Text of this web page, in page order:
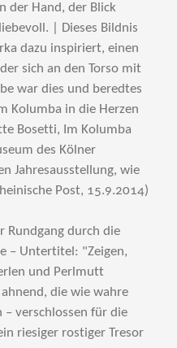
der Hand, der Blick
| Dieses Bildnis
dazu inspiriert, einen
sich an den Torso mit
war dies und beredtes
Kolumba in die Herzen
Bosetti, Im Kolumba
des Kölner
Jahresausstellung, wie
Post, 15.9.2014)
Rundgang durch die
– Untertitel: "Zeigen,
und Perlmutt
die wie wahre
– verschlossen für die
riesiger rostiger Tresor